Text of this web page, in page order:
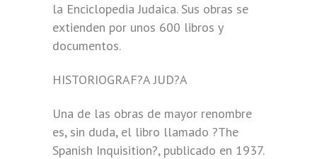
la Enciclopedia Judaica. Sus obras se
extienden por unos 600 libros y
documentos.
HISTORIOGRAF?A JUD?A
Una de las obras de mayor renombre
es, sin duda, el libro llamado ?The
Spanish Inquisition?, publicado en 1937.